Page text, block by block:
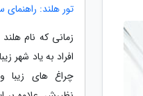
تور هلند: راهنمای
زمانی که نام
افراد به یاد شهر
چراغ های